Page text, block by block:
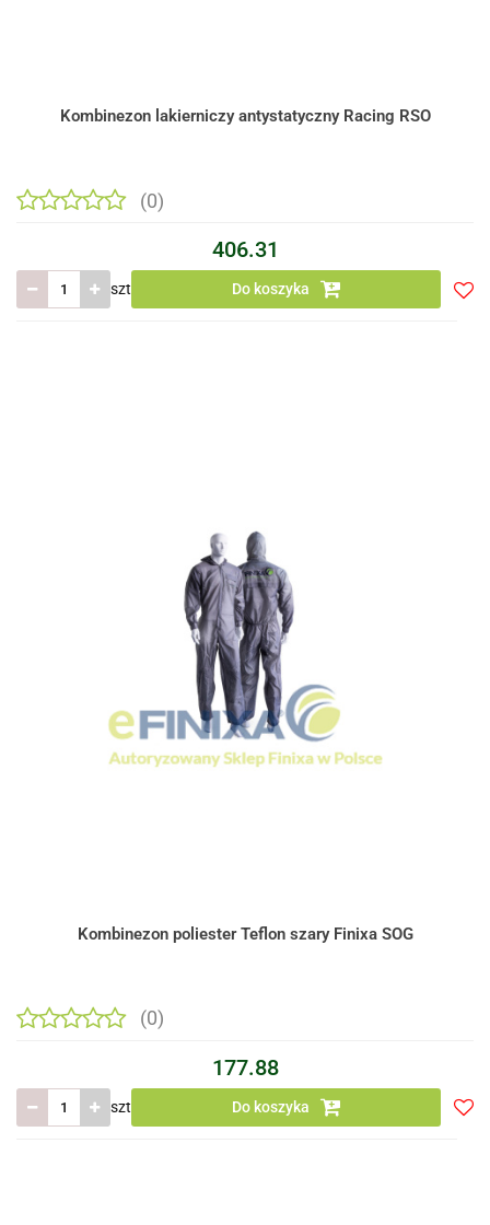
Kombinezon lakierniczy antystatyczny Racing RSO
(0)
406.31
szt Do koszyka
Kombinezon poliester Teflon szary Finixa SOG
(0)
177.88
szt Do koszyka